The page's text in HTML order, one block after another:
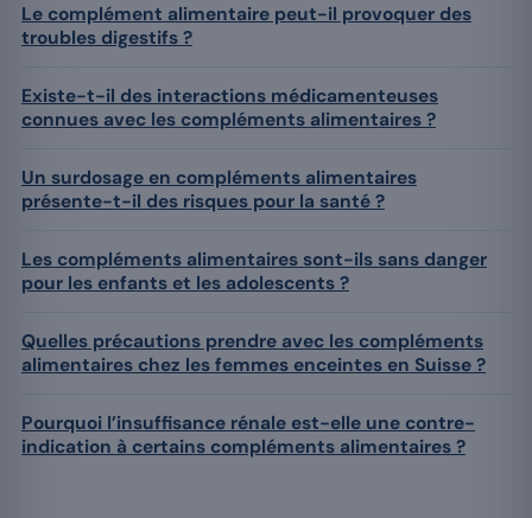
Le complément alimentaire peut-il provoquer des
troubles digestifs ?
Existe-t-il des interactions médicamenteuses
connues avec les compléments alimentaires ?
Un surdosage en compléments alimentaires
présente-t-il des risques pour la santé ?
Les compléments alimentaires sont-ils sans danger
pour les enfants et les adolescents ?
Quelles précautions prendre avec les compléments
alimentaires chez les femmes enceintes en Suisse ?
Pourquoi l’insuffisance rénale est-elle une contre-
indication à certains compléments alimentaires ?